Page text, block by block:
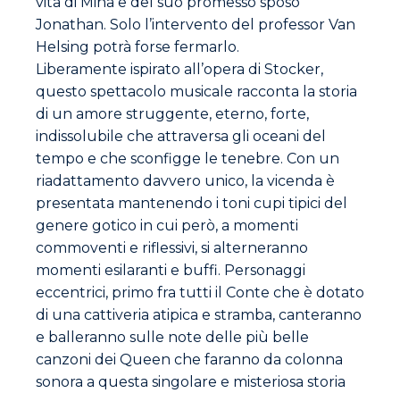
Jonathan. Solo l’intervento del professor Van
Helsing potrà forse fermarlo.
Liberamente ispirato all’opera di Stocker,
questo spettacolo musicale racconta la storia
di un amore struggente, eterno, forte,
indissolubile che attraversa gli oceani del
tempo e che sconfigge le tenebre. Con un
riadattamento davvero unico, la vicenda è
presentata mantenendo i toni cupi tipici del
genere gotico in cui però, a momenti
commoventi e riflessivi, si alterneranno
momenti esilaranti e buffi. Personaggi
eccentrici, primo fra tutti il Conte che è dotato
di una cattiveria atipica e stramba, canteranno
e balleranno sulle note delle più belle
canzoni dei Queen che faranno da colonna
sonora a questa singolare e misteriosa storia